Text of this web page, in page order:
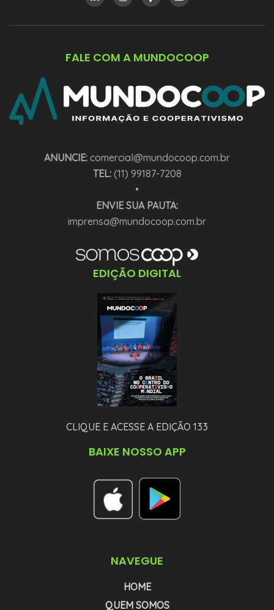
FALE COM A MUNDOCOOP
ANUNCIE: comercial@mundocoop.com.br
TEL:(11) 99187-7208
•
ENVIE SUA PAUTA:
imprensa@mundocoop.com.br
EDIÇÃO DIGITAL
CLIQUE E ACESSE A EDIÇÃO 133
BAIXE NOSSO APP
NAVEGUE
HOME
QUEM SOMOS